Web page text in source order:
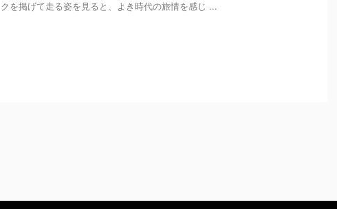
クを掲げて走る姿を見ると、よき時代の旅情を感じ ...